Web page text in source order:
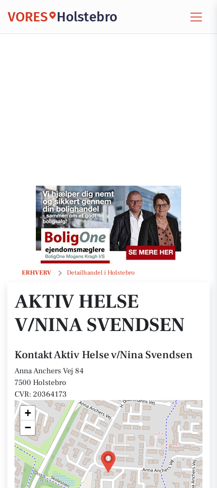
VORES Holstebro
ERHVERV Detailhandel i Holstebro
Aktiv Helse v/Nina Svendsen
AKTIV HELSE
V/NINA SVENDSEN
Kontakt Aktiv Helse v/Nina Svendsen
Anna Anchers Vej 84
7500 Holstebro
CVR: 20364173
+
−